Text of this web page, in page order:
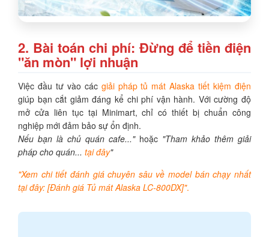
2. Bài toán chi phí: Đừng để tiền điện
"ăn mòn" lợi nhuận
Việc đầu tư vào các giải pháp tủ mát Alaska tiết kiệm điện
giúp bạn cắt giảm đáng kể chi phí vận hành. Với cường độ
mở cửa liên tục tại Minimart, chỉ có thiết bị chuẩn công
nghiệp mới đảm bảo sự ổn định.
Nếu bạn là chủ quán cafe..."hoặc "Tham khảo thêm giải
pháp cho quán... tại đây"
"Xem chi tiết đánh giá chuyên sâu về model bán chạy nhất
tại đây: [Đánh giá Tủ mát Alaska LC-800DX]".